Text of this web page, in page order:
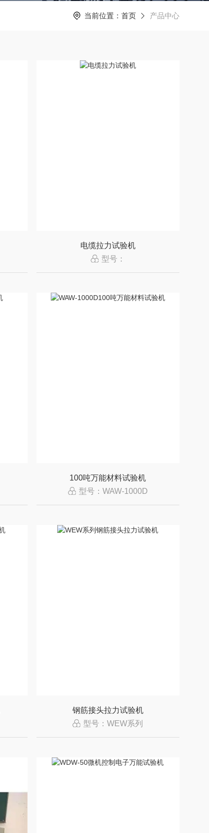
当前位置： 首页 产品中心
电缆拉力试验机
型号：
100吨万能材料试验机
型号：WAW-1000D
钢筋接头拉力试验机
型号：WEW系列